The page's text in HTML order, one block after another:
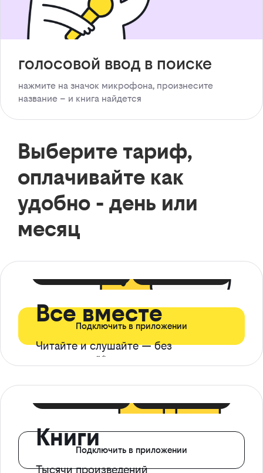
голосовой ввод в поиске
нажмите на значок микрофона, произнесите
название – и книга найдется
Выберите тариф,
оплачивайте как
удобно - день или
месяц
Все вместе
Читайте и слушайте — без
ограничений*
Подключить в приложении
Книги
Тысячи произведений
Подключить в приложении